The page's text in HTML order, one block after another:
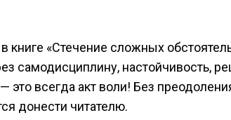
«Стечение сложных
самодисциплину, настойчивость,
всегда акт воли! Без
донести читателю.